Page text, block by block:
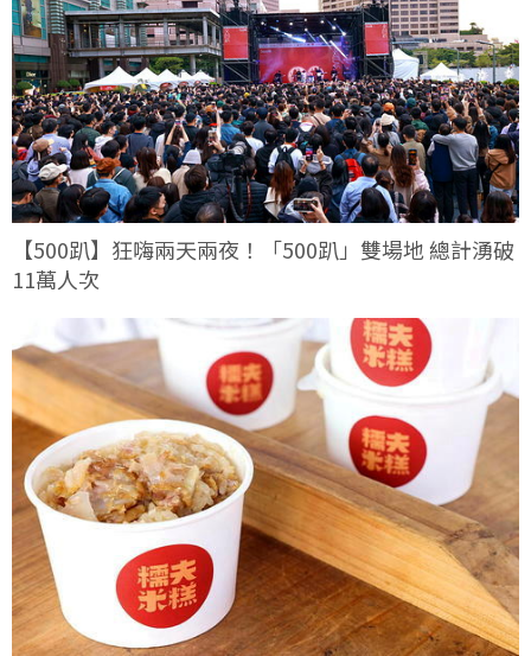
【500趴】狂嗨兩天兩夜！「500趴」雙場地 總計湧破
11萬人次